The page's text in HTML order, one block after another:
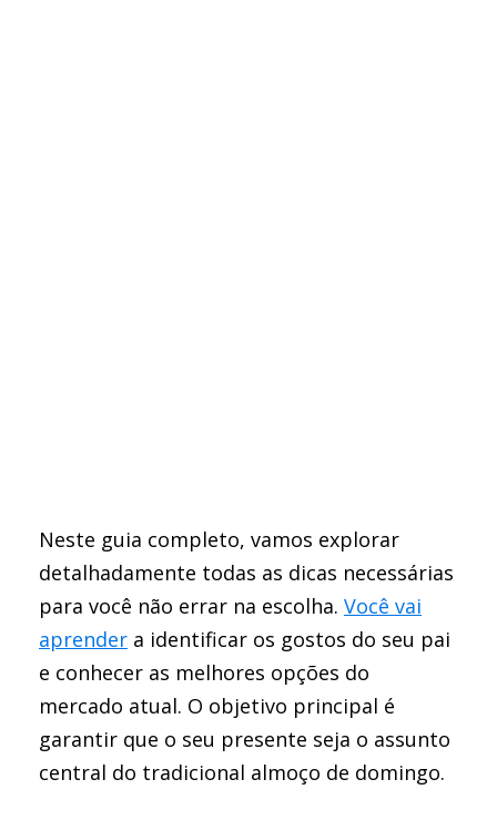
Neste guia completo, vamos explorar
detalhadamente todas as dicas necessárias
para você não errar na escolha. Você vai
aprender a identificar os gostos do seu pai
e conhecer as melhores opções do
mercado atual. O objetivo principal é
garantir que o seu presente seja o assunto
central do tradicional almoço de domingo.